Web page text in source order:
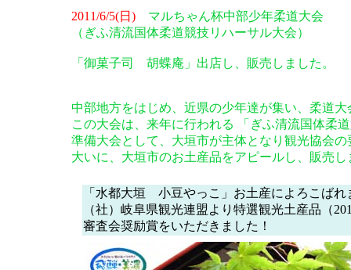
2011/6/5(日)
マルちゃん杯中部少年柔道大会
（ぎふ清流国体柔道競技リハーサル大会）
「御菓子司 胡蝶庵」出店し、販売しました。
中部地方をはじめ、近県の少年達が集い、柔道
この大会は、来年に行われる 「ぎふ清流国体柔
準備大会として、大垣市が主体となり観光協会の
大いに、大垣市のお土産品をアピールし、販売し
「水都大垣 小豆やっこ」お土産によろこばれ
（社）岐阜県観光連盟より特選観光土産品（
審査会奨励賞をいただきました！